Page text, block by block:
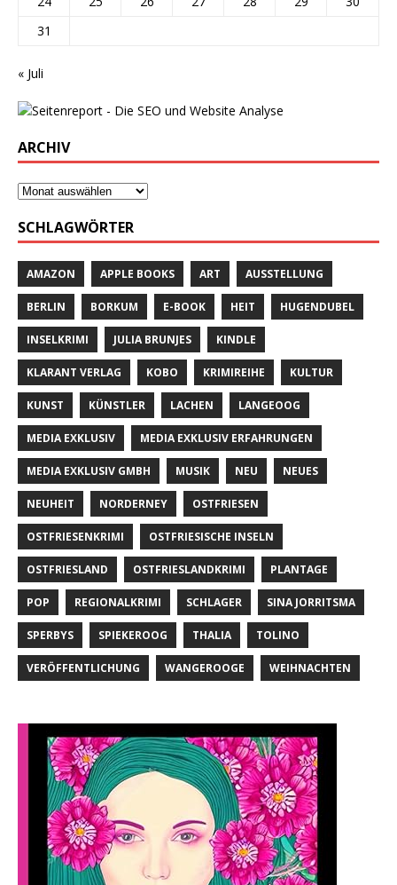
31
« Juli
ARCHIV
SCHLAGWÖRTER
AMAZON APPLE BOOKS ART AUSSTELLUNG
BERLIN BORKUM E-BOOK HEIT HUGENDUBEL
INSELKRIMI JULIA BRUNJES KINDLE
KLARANT VERLAG KOBO KRIMIREIHE KULTUR
KUNST KÜNSTLER LACHEN LANGEOOG
MEDIA EXKLUSIV MEDIA EXKLUSIV ERFAHRUNGEN
MEDIA EXKLUSIV GMBH MUSIK NEU NEUES
NEUHEIT NORDERNEY OSTFRIESEN
OSTFRIESENKRIMI OSTFRIESISCHE INSELN
OSTFRIESLAND OSTFRIESLANDKRIMI PLANTAGE
POP REGIONALKRIMI SCHLAGER SINA JORRITSMA
SPERBYS SPIEKEROOG THALIA TOLINO
VERÖFFENTLICHUNG WANGEROOGE WEIHNACHTEN